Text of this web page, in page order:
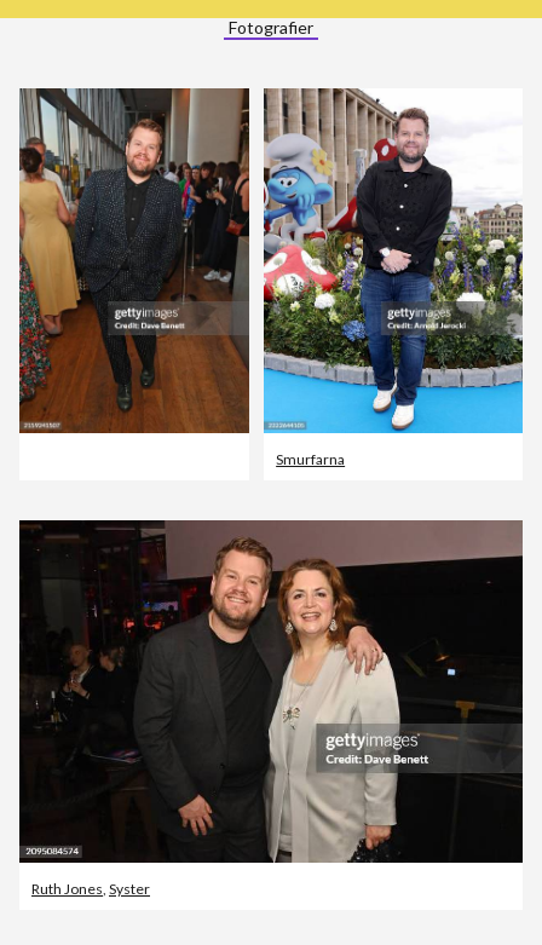
Fotografier
Smurfarna
Ruth Jones Syster